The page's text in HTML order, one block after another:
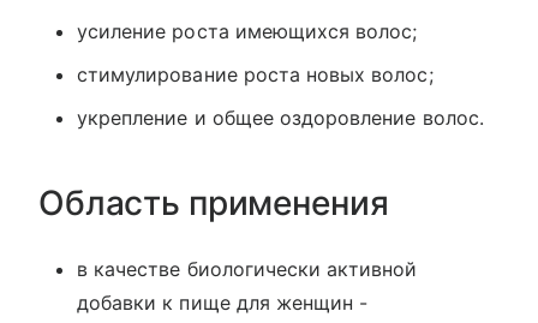
усиление роста имеющихся волос;
стимулирование роста новых волос;
укрепление и общее оздоровление волос.
Область применения
в качестве биологически активной
добавки к пище для женщин -